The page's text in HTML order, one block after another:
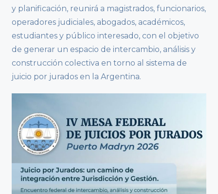
y planificación, reunirá a magistrados, funcionarios,
operadores judiciales, abogados, académicos,
estudiantes y público interesado, con el objetivo
de generar un espacio de intercambio, análisis y
construcción colectiva en torno al sistema de
juicio por jurados en la Argentina.